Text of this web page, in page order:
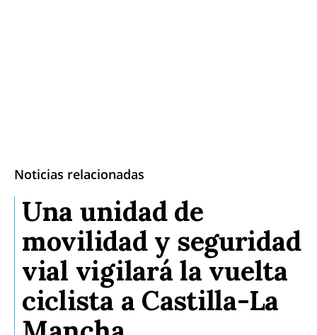
Noticias relacionadas
Una unidad de
movilidad y seguridad
vial vigilará la vuelta
ciclista a Castilla-La